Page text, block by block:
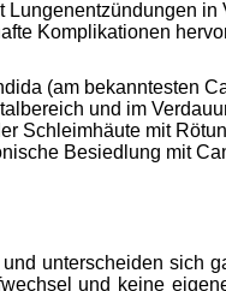
Lungenentzündungen
Komplikationen
(am bekanntesten
und im
Schleimhäute mit
Besiedlung mit
unterscheiden sich
und keine